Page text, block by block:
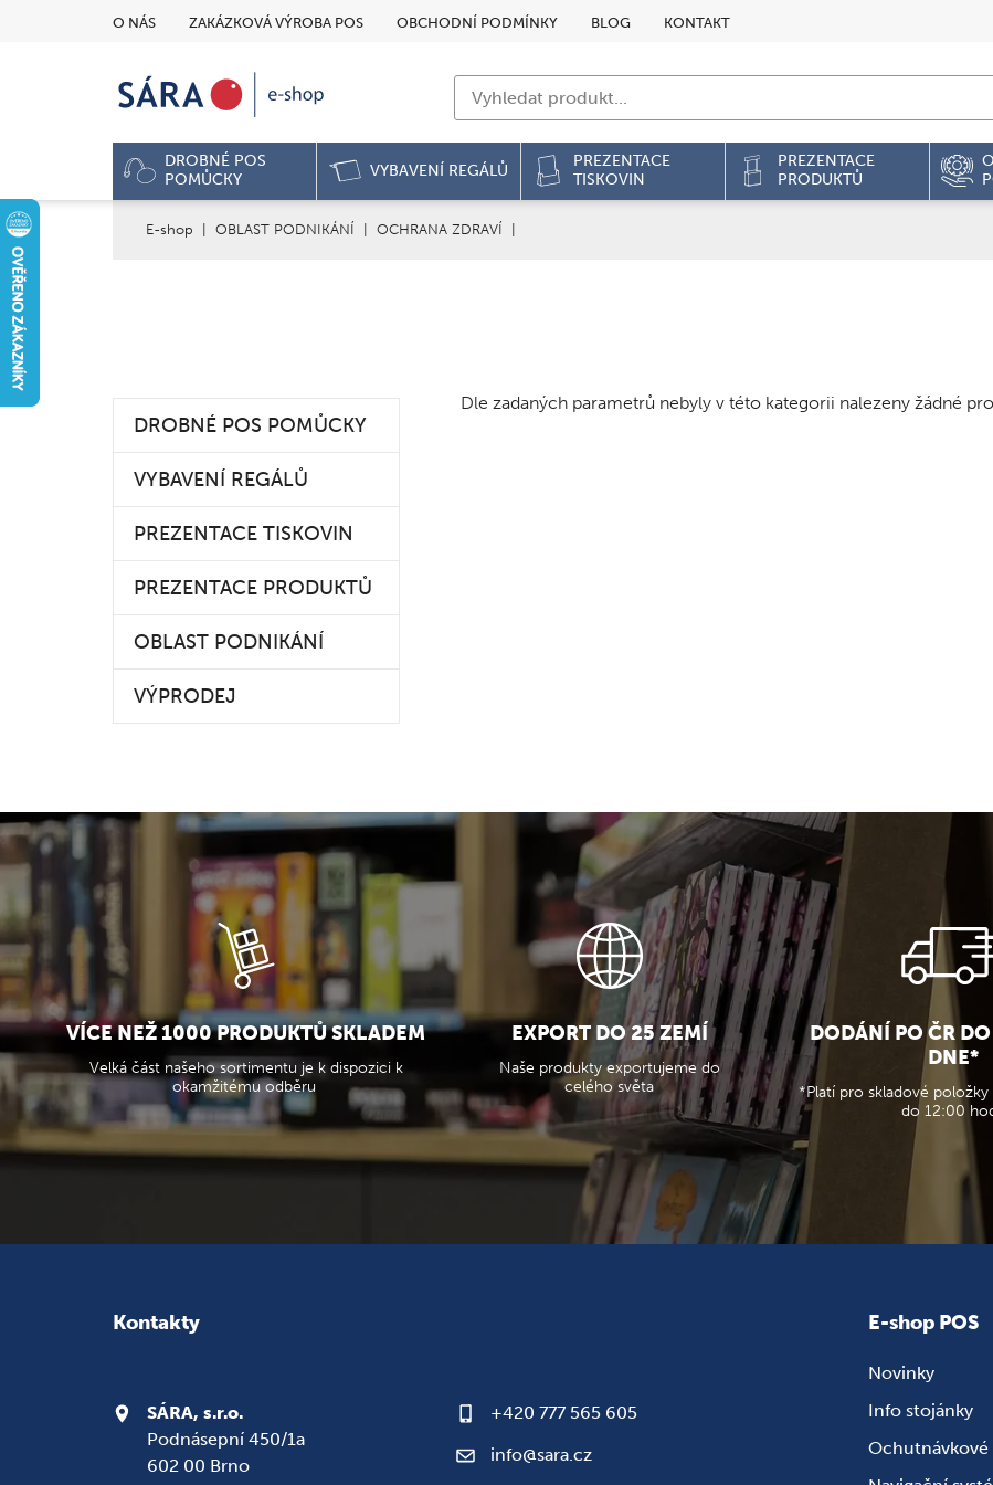
O NÁS ZAKÁZKOVÁ VÝROBA POS OBCHODNÍ PODMÍNKY BLOG KONTAKT
DROBNÉ POS
POMŮCKY
VYBAVENÍ REGÁLŮ
PREZENTACE
TISKOVIN
PREZENTACE
PRODUKTŮ
E-shop OBLAST PODNIKÁNÍ OCHRANA ZDRAVÍ
DROBNÉ POS POMŮCKY
VYBAVENÍ REGÁLŮ
PREZENTACE TISKOVIN
PREZENTACE PRODUKTŮ
OBLAST PODNIKÁNÍ
VÝPRODEJ
Dle zadaných parametrů nebyly v této kategorii nalezeny žádné
VÍCE NEŽ 1000 PRODUKTŮ SKLADEM
Velká část našeho sortimentu je k dispozici k
okamžitému odběru
EXPORT DO 25 ZEMÍ
Naše produkty exportujeme do
celého světa
DODÁNÍ PO ČR
DNE*
*Platí pro skladové
do 12:00
Kontakty
SÁRA, s.r.o.
Podnásepní 450/1a
602 00 Brno
+420 777 565 605
info@sara.cz
E-shop POS
Novinky
Info stojánky